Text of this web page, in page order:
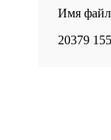
Имя
20379 155